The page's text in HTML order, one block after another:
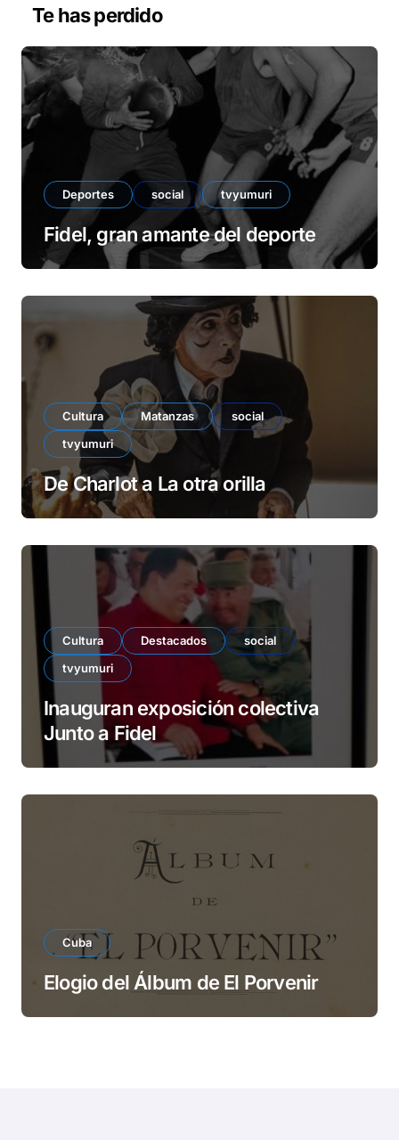
e
o
Te has perdido
Deportes social tvyumuri
Fidel, gran amante del deporte
Cultura Matanzas
social
tvyumuri
De Charlot a La otra orilla
Cultura Destacados
social
tvyumuri
Inauguran exposición colectiva
Junto a Fidel
Cuba
Elogio del Álbum de El Porvenir